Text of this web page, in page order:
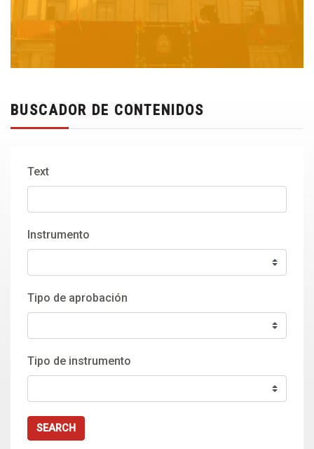
BUSCADOR DE CONTENIDOS
Text
Instrumento
Tipo de aprobación
Tipo de instrumento
SEARCH